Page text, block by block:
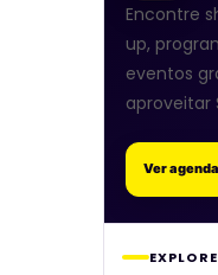
Encontre
up,
eventos
aproveitar
Ver